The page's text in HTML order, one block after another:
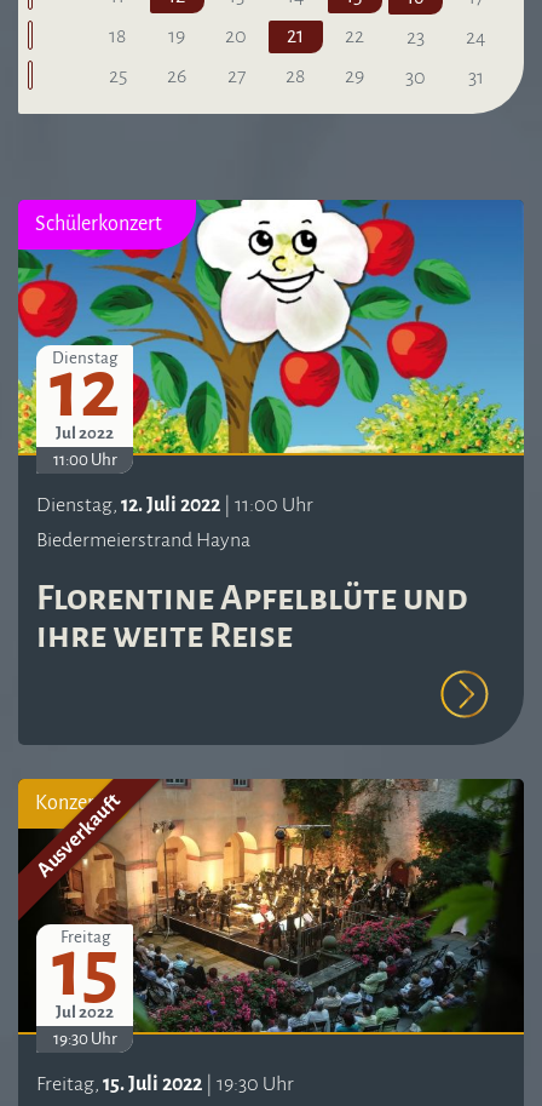
18
19 20 21 22 23
24
25
26 27 28 29 30 31
Schülerkonzert
Dienstag
12
Jul 2022
11:00 Uhr
Dienstag, 12. Juli 2022 | 11:00 Uhr
Biedermeierstrand Hayna
Florentine Apfelblüte und
ihre weite Reise
Konzert
Ausverkauft
Freitag
15
Jul 2022
19:30 Uhr
Freitag, 15. Juli 2022 | 19:30 Uhr